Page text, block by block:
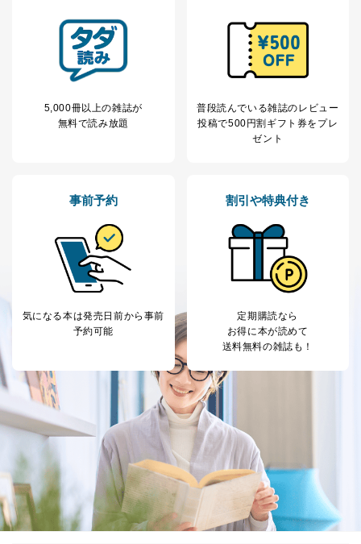
5,000冊以上の雑誌が
無料で読み放題
普段読んでいる雑誌のレビュー
投稿で500円割ギフト券をプレ
ゼント
事前予約
気になる本は発売日前から事前
予約可能
割引や特典付き
定期購読なら
お得に本が読めて
送料無料の雑誌も！